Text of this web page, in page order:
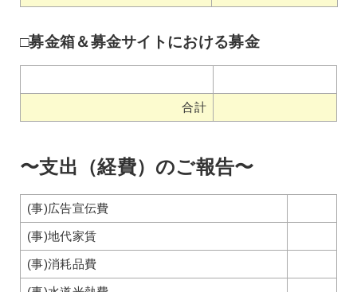
□募金箱＆募金サイトにおける募金
合計
〜支出（経費）のご報告〜
(事)広告宣伝費
(事)地代家賃
(事)消耗品費